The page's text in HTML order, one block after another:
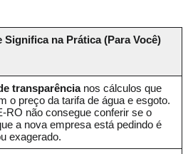
Significa na Prática (Para Você)
transparêncianos cálculos que
o preço da tarifa de água e esgoto.
RO não consegue conferir se o
a nova empresa está pedindo é
exagerado.